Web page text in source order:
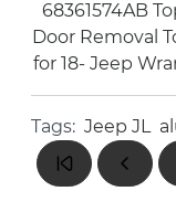
68361574AB
Door Removal
for 18- Jeep
Tags: Jeep JL